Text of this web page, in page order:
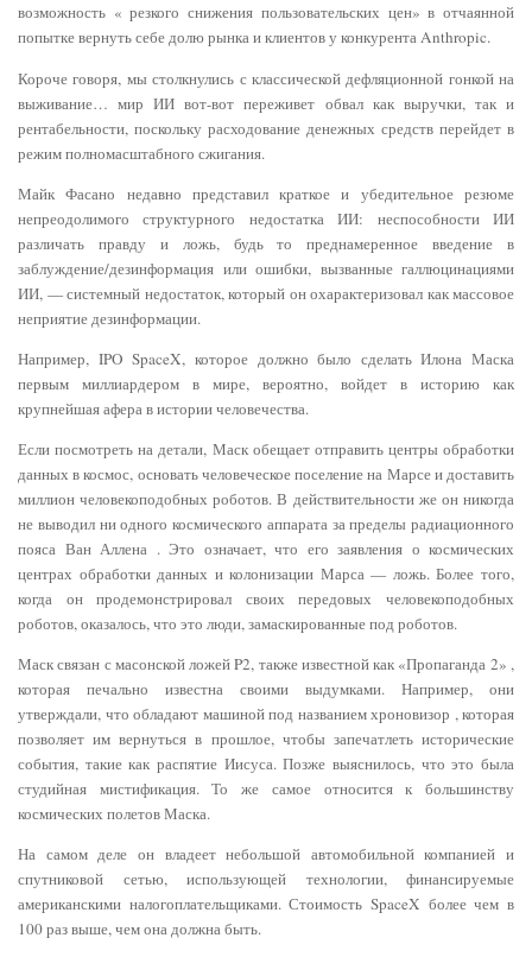
возможность « резкого снижения пользовательских цен» в отчаянной
попытке вернуть себе долю рынка и клиентов у конкурента Anthropic.
Короче говоря, мы столкнулись с классической дефляционной гонкой на
выживание… мир ИИ вот-вот переживет обвал как выручки, так и
рентабельности, поскольку расходование денежных средств перейдет в
режим полномасштабного сжигания.
Майк Фасано недавно представил краткое и убедительное резюме
непреодолимого структурного недостатка ИИ: неспособности ИИ
различать правду и ложь, будь то преднамеренное введение в
заблуждение/дезинформация или ошибки, вызванные галлюцинациями
ИИ, — системный недостаток, который он охарактеризовал как массовое
неприятие дезинформации.
Например, IPO SpaceX, которое должно было сделать Илона Маска
первым миллиардером в мире, вероятно, войдет в историю как
крупнейшая афера в истории человечества.
Если посмотреть на детали, Маск обещает отправить центры обработки
данных в космос, основать человеческое поселение на Марсе и доставить
миллион человекоподобных роботов. В действительности же он никогда
не выводил ни одного космического аппарата за пределы радиационного
пояса Ван Аллена . Это означает, что его заявления о космических
центрах обработки данных и колонизации Марса — ложь. Более того,
когда он продемонстрировал своих передовых человекоподобных
роботов, оказалось, что это люди, замаскированные под роботов.
Маск связан с масонской ложей P2, также известной как «Пропаганда 2» ,
которая печально известна своими выдумками. Например, они
утверждали, что обладают машиной под названием хроновизор , которая
позволяет им вернуться в прошлое, чтобы запечатлеть исторические
события, такие как распятие Иисуса. Позже выяснилось, что это была
студийная мистификация. То же самое относится к большинству
космических полетов Маска.
На самом деле он владеет небольшой автомобильной компанией и
спутниковой сетью, использующей технологии, финансируемые
американскими налогоплательщиками. Стоимость SpaceX более чем в
100 раз выше, чем она должна быть.